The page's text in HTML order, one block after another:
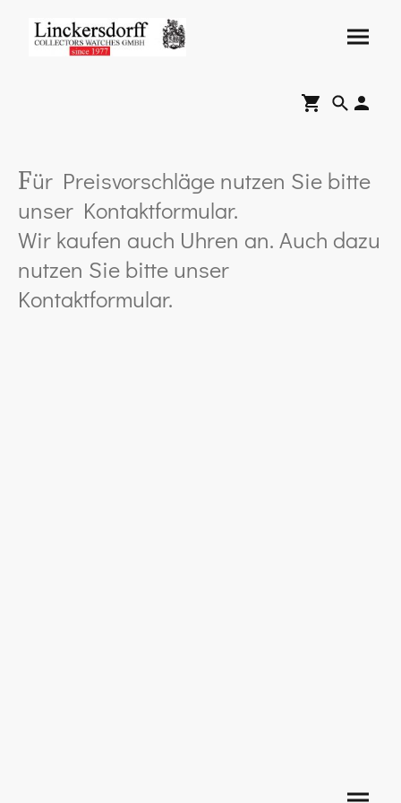
Für Preisvorschläge nutzen Sie bitte
unser Kontaktformular.
Wir kaufen auch Uhren an. Auch dazu
nutzen Sie bitte unser
Kontaktformular.